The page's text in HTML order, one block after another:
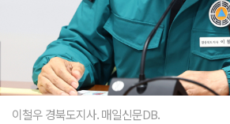
이철우 경북도지사. 매일신문DB.